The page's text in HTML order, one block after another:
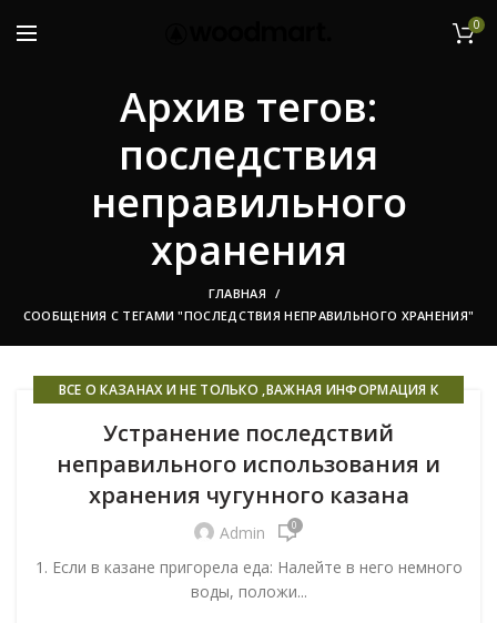
0
Архив тегов:
последствия
неправильного
хранения
ГЛАВНАЯ
СООБЩЕНИЯ С ТЕГАМИ "ПОСЛЕДСТВИЯ НЕПРАВИЛЬНОГО ХРАНЕНИЯ"
ВСЕ О КАЗАНАХ И НЕ ТОЛЬКО ,ВАЖНАЯ ИНФОРМАЦИЯ К
Устранение последствий
неправильного использования и
хранения чугунного казана
Admin 0
1. Если в казане пригорела еда: Налейте в него немного
воды, положи...